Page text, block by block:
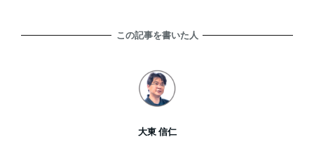
この記事を書いた人
大東 信仁